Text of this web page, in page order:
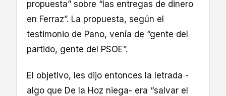
propuesta” sobre “las entregas de dinero
en Ferraz”. La propuesta, según el
testimonio de Pano, venía de “gente del
partido, gente del PSOE”.
El objetivo, les dijo entonces la letrada -
algo que De la Hoz niega- era “salvar el